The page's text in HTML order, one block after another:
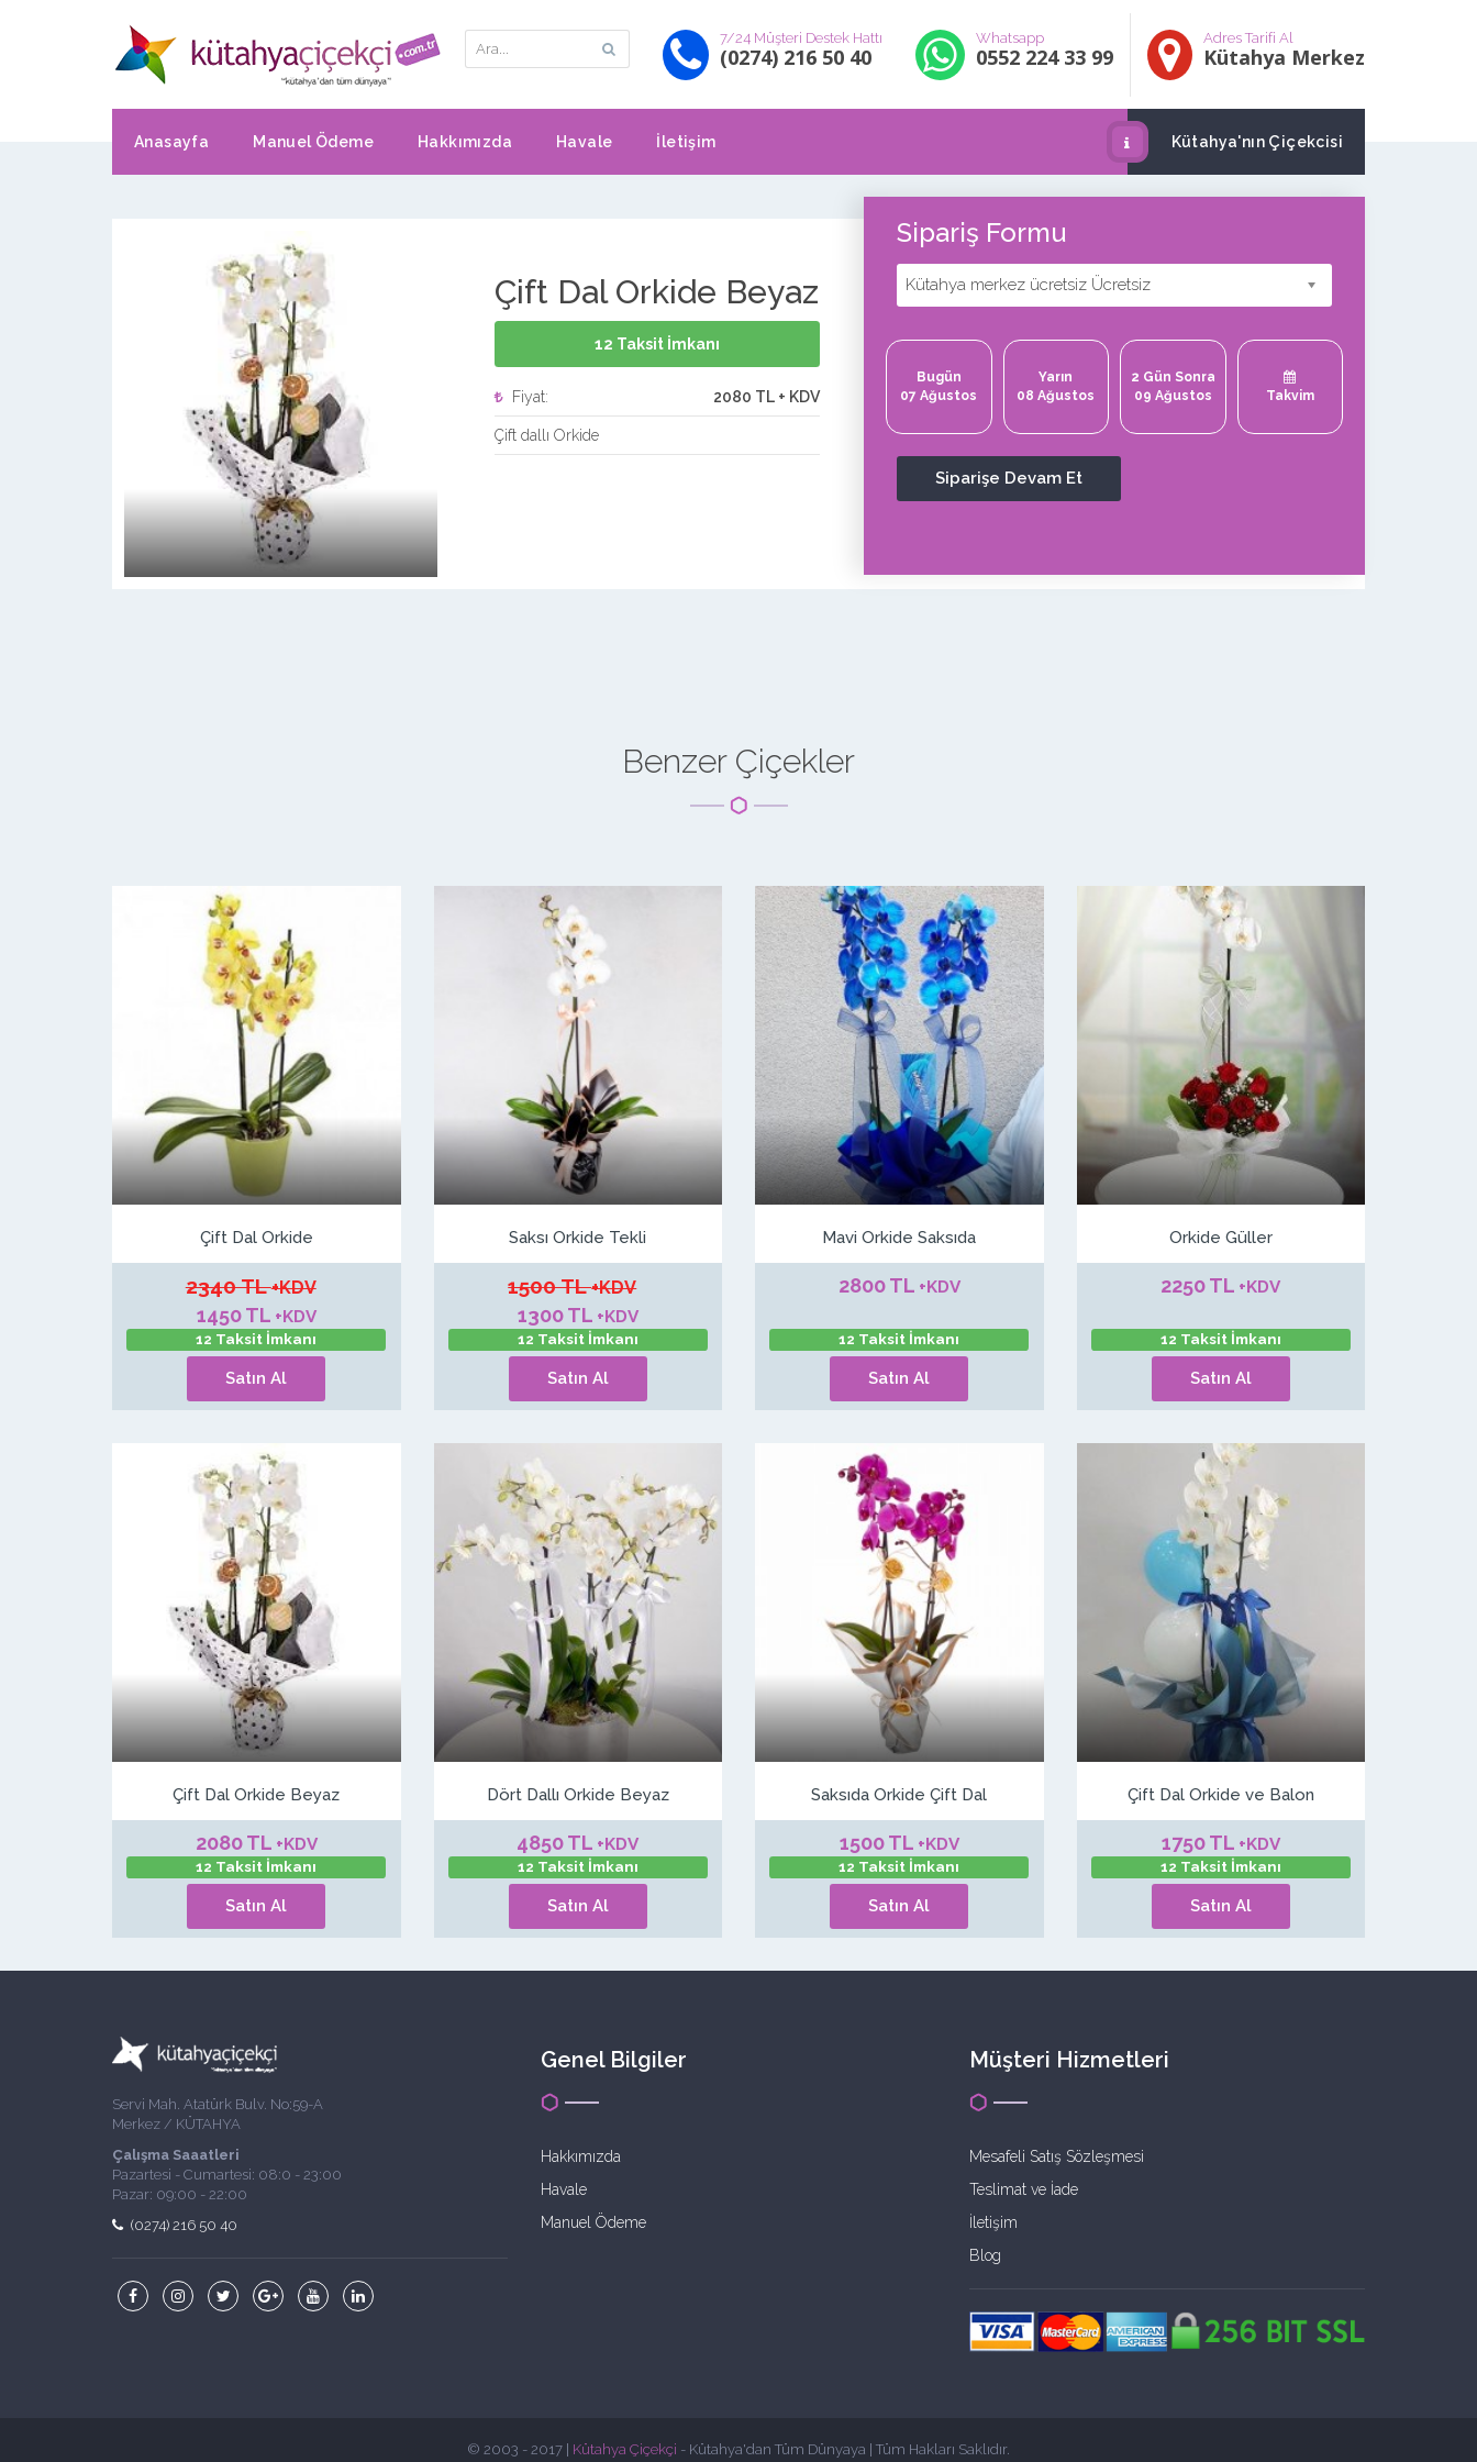
7/24 Müşteri Destek Hattı
(0274) 216 50 40
Whatsapp
0552 224 33 99
Adres Tarifi Al
Kütahya Merkez
Kütahya'nın Çiçekcisi
Anasayfa Manuel Ödeme Hakkımızda Havale İletişim
Çift Dal Orkide Beyaz
12 Taksit İmkanı
Fiyat: 2080 TL + KDV
Çift dallı Orkide
Sipariş Formu
Kütahya merkez ücretsiz Ücretsiz
Bugün
07 Ağustos
Yarın
08 Ağustos
2 Gün Sonra
09 Ağustos
Takvim
Benzer Çiçekler
Çift Dal Orkide
2340 TL+KDV
1450 TL +KDV
12 Taksit İmkanı
Satın Al
Saksı Orkide Tekli
1500 TL+KDV
1300 TL +KDV
12 Taksit İmkanı
Satın Al
Mavi Orkide Saksıda
2800 TL +KDV
12 Taksit İmkanı
Satın Al
Orkide Güller
2250 TL +KDV
12 Taksit İmkanı
Satın Al
Çift Dal Orkide Beyaz
2080 TL +KDV
12 Taksit İmkanı
Satın Al
Dört Dallı Orkide Beyaz
4850 TL +KDV
12 Taksit İmkanı
Satın Al
Saksıda Orkide Çift Dal
1500 TL +KDV
12 Taksit İmkanı
Satın Al
Çift Dal Orkide ve Balon
1750 TL +KDV
12 Taksit İmkanı
Satın Al
Servi Mah. Atatürk Bulv. No:59-A
Merkez / KÜTAHYA
Çalışma Saaatleri
Pazartesi - Cumartesi: 08:0 - 23:00
Pazar: 09:00 - 22:00
(0274) 216 50 40
Genel Bilgiler
Hakkımızda
Havale
Manuel Ödeme
Müşteri Hizmetleri
Mesafeli Satış Sözleşmesi
Teslimat ve İade
İletişim
Blog
© 2003 - 2017 | Kütahya Çiçekçi - Kütahya'dan Tüm Dünyaya | Tüm Hakları Saklıdır.